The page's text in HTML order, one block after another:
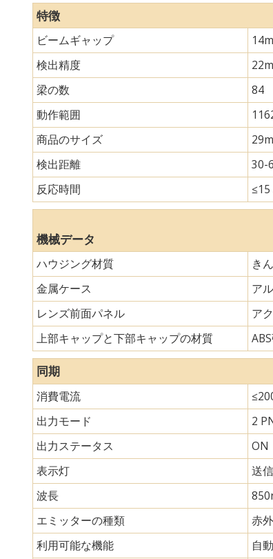
特徴
ビームギャップ
検出精度
梁の数
84
動作範囲
商品のサイズ
検出距離
30-
反応時間
≤15
機械データ
ハウジング材質
き
金属ケース
ア
レンズ前面パネル
ア
上部キャップと下部キャップの材質
同期
消費電流
出力モード
2
出力ステータス
ON
表示灯
送
波長
エミッターの種類
赤
利用可能な機能
自